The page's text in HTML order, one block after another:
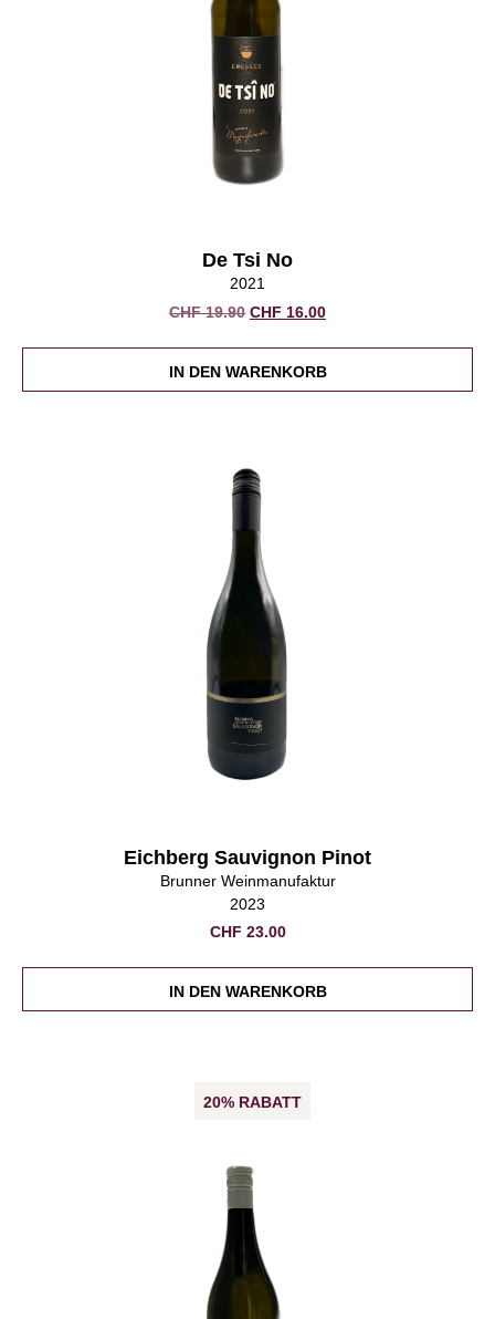
De Tsi No
2021
CHF19.90 Ursprünglicher
CHF 19.90
CHF 16.00Aktueller
CHF 16.00.
IN DEN WARENKORB
Eichberg Sauvignon Pinot
Brunner Weinmanufaktur
2023
CHF 23.00
IN DEN WARENKORB
20% RABATT